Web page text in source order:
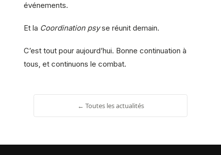
événements.
Et la Coordination psyse réunit demain.
C’est tout pour aujourd’hui. Bonne continuation à
tous, et continuons le combat.
← Toutes les actualités